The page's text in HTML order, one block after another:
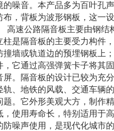
的噪音。本产品多为百叶孔
布，背板为波形钢板，这一
高速公路隔音板主要由钢结
柱是隔音板的主要受力构件
撞墙或轨道边的预埋钢板上
，它通过高强弹簧卡子将其
屏。隔音板的设计已较为充
轨、地铁的风载、交通车辆
题。它外形美观大方，制作
，使用寿命长，特别适用于
防噪声使用，是现代化城市的